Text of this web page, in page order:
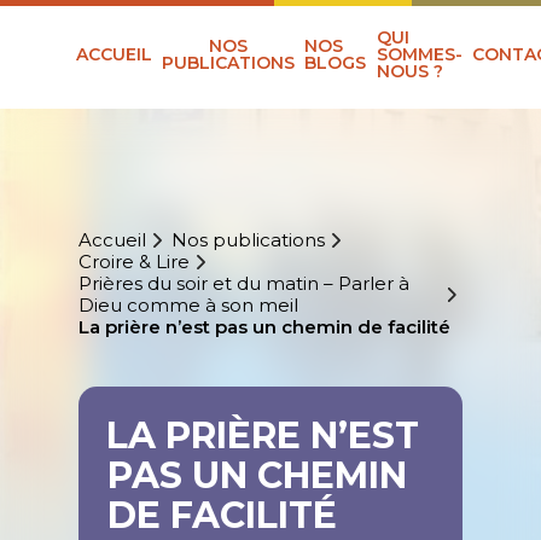
ACCUEIL NOS
PUBLICATIONS
NOS
BLOGS
QUI
SOMMES-
NOUS ?
Accueil
Nos publications
Croire & Lire
Prières du soir et du matin – Parler à
Dieu comme à son meil
La prière n’est pas un chemin de facilité
LA PRIÈRE N’EST
PAS UN CHEMIN
DE FACILITÉ